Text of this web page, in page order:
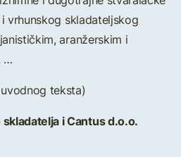
vrhunskog skladateljskog
aranžerskim i
…
teksta)
i Cantus d.o.o.